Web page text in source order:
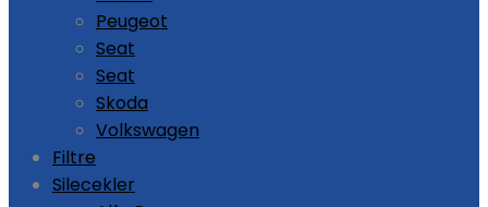
Peugeot
Seat
Seat
Skoda
Volkswagen
Filtre
Silecekler